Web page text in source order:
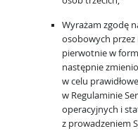
Wyrażam zgodę
osobowych
pierwotnie w
następnie
w celu
w Regulaminie
operacyjnych i
z prowadzeniem